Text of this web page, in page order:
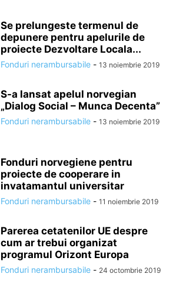
Se prelungeste termenul de
depunere pentru apelurile de
proiecte Dezvoltare Locala...
Fonduri nerambursabile - 13 noiembrie 2019
S-a lansat apelul norvegian
„Dialog Social – Munca Decenta”
Fonduri nerambursabile - 13 noiembrie 2019
Fonduri norvegiene pentru
proiecte de cooperare in
invatamantul universitar
Fonduri nerambursabile - 11 noiembrie 2019
Parerea cetatenilor UE despre
cum ar trebui organizat
programul Orizont Europa
Fonduri nerambursabile - 24 octombrie 2019